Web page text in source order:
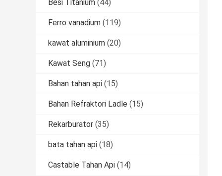
Besi Titanium (44)
Ferro vanadium (119)
kawat aluminium (20)
Kawat Seng (71)
Bahan tahan api (15)
Bahan Refraktori Ladle (15)
Rekarburator (35)
bata tahan api (18)
Castable Tahan Api (14)